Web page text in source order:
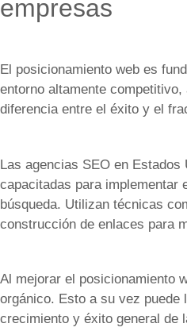
empresas
El posicionamiento web es
entorno altamente
diferencia entre el éxito y el
Las agencias SEO en
capacitadas para implementar
búsqueda. Utilizan técnicas
construcción de enlaces para
Al mejorar el posicionamiento
orgánico. Esto a su vez puede
crecimiento y éxito general de